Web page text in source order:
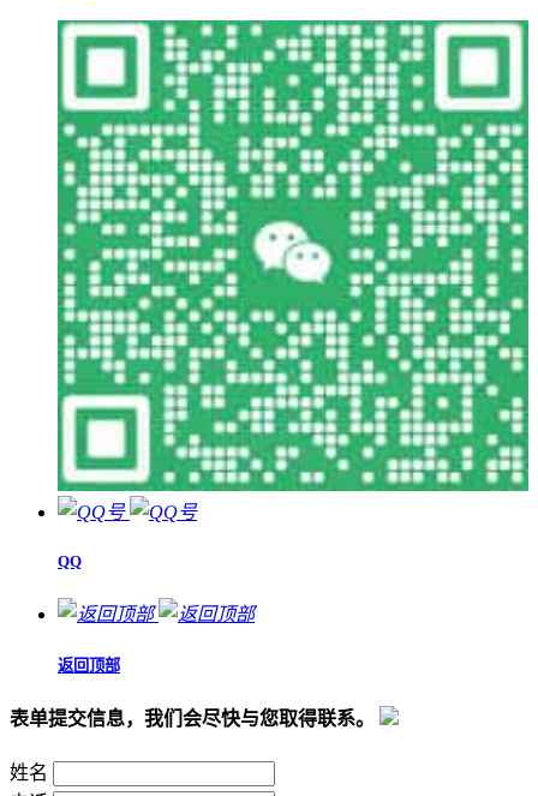
QQ
返回顶部
表单提交信息，我们会尽快与您取得联系。
姓名